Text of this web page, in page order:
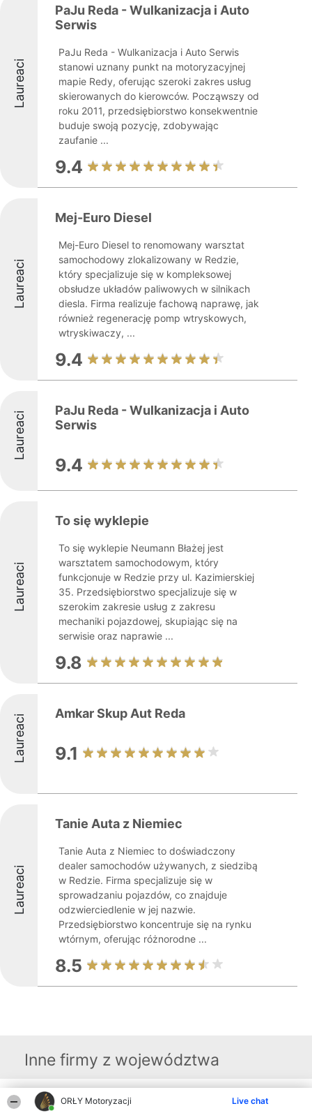
ORŁY Motoryzacji Live chat
Laureaci
PaJu Reda - Wulkanizacja i Auto
Serwis
PaJu Reda - Wulkanizacja i Auto Serwis
stanowi uznany punkt na motoryzacyjnej
mapie Redy, oferując szeroki zakres usług
skierowanych do kierowców. Począwszy od
roku 2011, przedsiębiorstwo konsekwentnie
buduje swoją pozycję, zdobywając
zaufanie ...
9.4
Laureaci
Mej-Euro Diesel
Mej-Euro Diesel to renomowany warsztat
samochodowy zlokalizowany w Redzie,
który specjalizuje się w kompleksowej
obsłudze układów paliwowych w silnikach
diesla. Firma realizuje fachową naprawę, jak
również regenerację pomp wtryskowych,
wtryskiwaczy, ...
9.4
Laureaci
PaJu Reda - Wulkanizacja i Auto
Serwis
9.4
Laureaci
To się wyklepie
To się wyklepie Neumann Błażej jest
warsztatem samochodowym, który
funkcjonuje w Redzie przy ul. Kazimierskiej
35. Przedsiębiorstwo specjalizuje się w
szerokim zakresie usług z zakresu
mechaniki pojazdowej, skupiając się na
serwisie oraz naprawie ...
9.8
Laureaci Amkar Skup Aut Reda
9.1
Laureaci
Tanie Auta z Niemiec
Tanie Auta z Niemiec to doświadczony
dealer samochodów używanych, z siedzibą
w Redzie. Firma specjalizuje się w
sprowadzaniu pojazdów, co znajduje
odzwierciedlenie w jej nazwie.
Przedsiębiorstwo koncentruje się na rynku
wtórnym, oferując różnorodne ...
8.5
Inne firmy z województwa
Organizator plebiscytu Kontakt